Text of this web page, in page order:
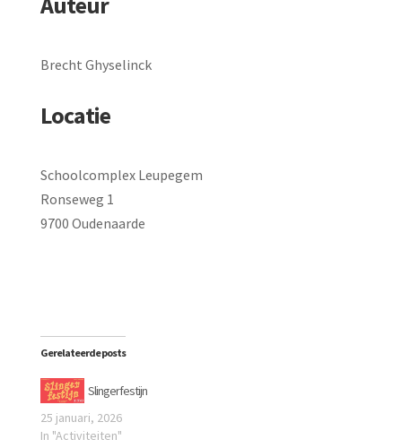
Brecht Ghyselinck
Locatie
Schoolcomplex Leupegem
Ronseweg 1
9700 Oudenaarde
Gerelateerde posts
Slingerfestijn
25 januari, 2026
In "Activiteiten"